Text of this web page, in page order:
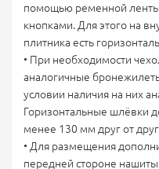
помощью ременной
кнопками. Для этого на
плитника есть
• При необходимости
аналогичные
условии наличия на них
Горизонтальные шлёвки
менее 130 мм друг от
• Для размещения
передней стороне